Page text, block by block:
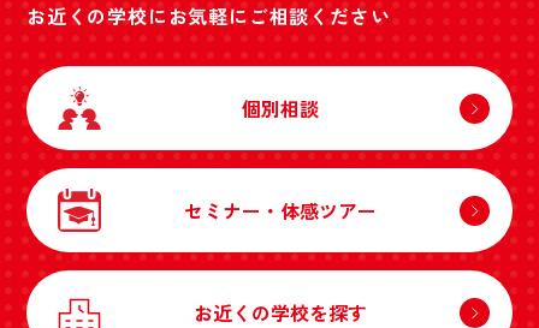
お近くの学校にお気軽にご相談ください
個別相談
セミナー・体感ツアー
お近くの学校を探す